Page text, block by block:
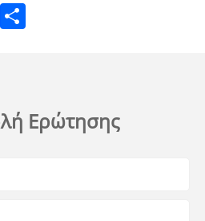
LinkedIn
Ερώτησης